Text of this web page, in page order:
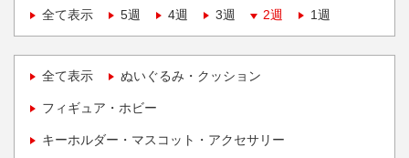
全て表示
5週 4週 3週 2週 1週
全て表示 ぬいぐるみ・クッション
フィギュア・ホビー
キーホルダー・マスコット・アクセサリー